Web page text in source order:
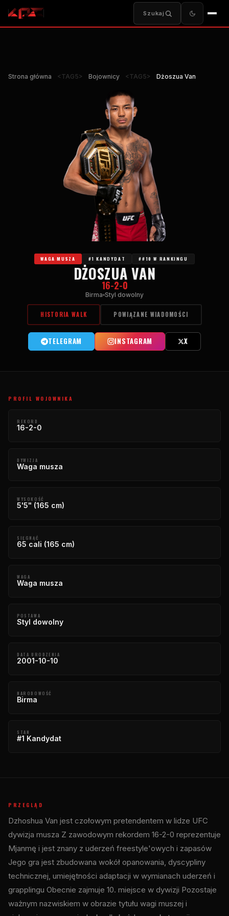
Szukaj
Strona główna <TAG5> Bojownicy <TAG5> Dżoszua Van
WAGA MUSZA #1 KANDYDAT ##10 W RANKINGU
DŻOSZUA VAN
16-2-0
Birma Styl dowolny
HISTORIA WALK POWIĄZANE WIADOMOŚCI
TELEGRAM INSTAGRAM X
PROFIL WOJOWNIKA
REKORD
16-2-0
DYWIZJA
Waga musza
WYSOKOŚĆ
5'5" (165 cm)
SIĘGNĄĆ
65 cali (165 cm)
WAGA
Waga musza
POSTAWA
Styl dowolny
DATA URODZENIA
2001-10-10
NARODOWOŚĆ
Birma
STAN
#1 Kandydat
PRZEGLĄD
Dzhoshua Van jest czołowym pretendentem w lidze UFC
dywizja musza Z zawodowym rekordem 16-2-0 reprezentuje
Mjanmę i jest znany z uderzeń freestyle'owych i zapasów
Jego gra jest zbudowana wokół opanowania, dyscypliny
technicznej, umiejętności adaptacji w wymianach uderzeń i
grapplingu Obecnie zajmuje 10. miejsce w dywizji Pozostaje
ważnym nazwiskiem w obrazie tytułu wagi muszej i